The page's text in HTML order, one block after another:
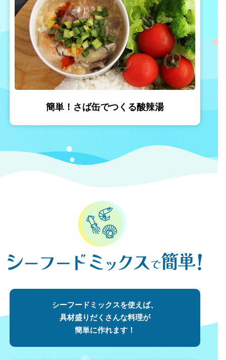
簡単！さば缶でつくる酸辣湯
シーフードミックスを使えば、
具材盛りだくさんな料理が
簡単に作れます！